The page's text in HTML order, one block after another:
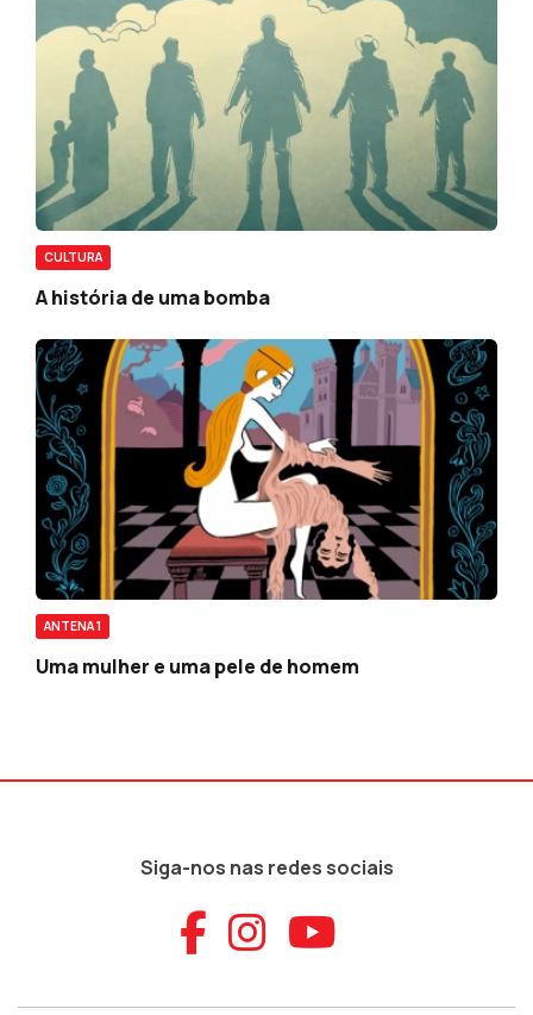
CULTURA
A história de uma bomba
ANTENA 1
Uma mulher e uma pele de homem
Siga-nos nas redes sociais
Aceder ao
Aceder ao
Aceder